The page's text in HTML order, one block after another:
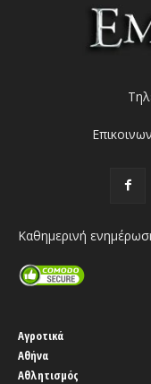
Καθημερινή
Αγροτικά
Αθήνα
Αθλητισμός